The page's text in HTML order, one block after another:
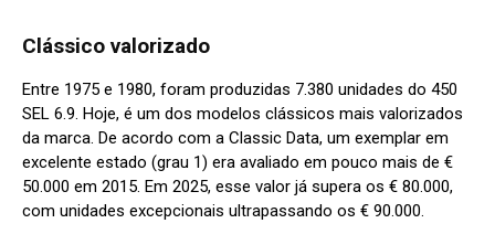
Clássico valorizado
Entre 1975 e 1980, foram produzidas 7.380 unidades do 450
SEL 6.9. Hoje, é um dos modelos clássicos mais valorizados
da marca. De acordo com a Classic Data, um exemplar em
excelente estado (grau 1) era avaliado em pouco mais de €
50.000 em 2015. Em 2025, esse valor já supera os € 80.000,
com unidades excepcionais ultrapassando os € 90.000.